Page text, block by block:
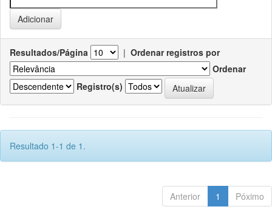
Resultados/Página | Ordenar registros por
Ordenar
Registro(s)
Resultado 1-1 de 1.
Anterior 1 Póximo